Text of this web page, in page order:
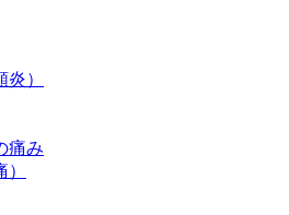
）
痛み